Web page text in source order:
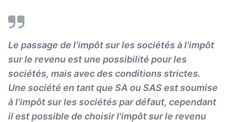
Le passage de l'impôt sur les sociétés à l'impôt
sur le revenu est une possibilité pour les
sociétés, mais avec des conditions strictes.
Une société en tant que SA ou SAS est soumise
à l'impôt sur les sociétés par défaut, cependant
il est possible de choisir l'impôt sur le revenu